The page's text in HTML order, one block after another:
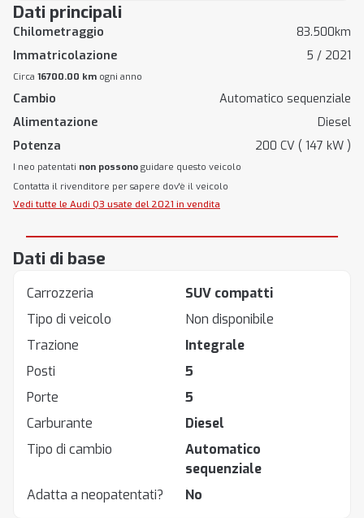
Dati principali
Chilometraggio
83.500km
Immatricolazione
5 / 2021
Circa 16700.00 km ogni anno
Cambio
Automatico sequenziale
Alimentazione
Diesel
Potenza
200 CV ( 147 kW )
I neo patentati non possono guidare questo veicolo
Contatta il rivenditore per sapere dov'è il veicolo
Vedi tutte le Audi Q3 usate del 2021 in vendita
Dati di base
Carrozzeria
SUV compatti
Tipo di veicolo
Non disponibile
Trazione
Integrale
Posti
5
Porte
5
Carburante
Diesel
Tipo di cambio
Automatico
sequenziale
Adatta a neopatentati?
No